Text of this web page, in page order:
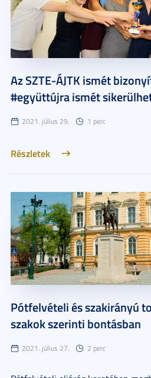
Az SZTE-ÁJTK ismét
#együttújra ismét
2021. július 29. 1 perc
Részletek
Pótfelvételi és szakirányú
szakok szerinti bontásban
2021. július 27. 2 perc